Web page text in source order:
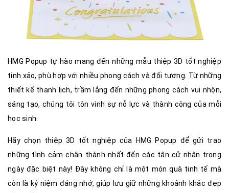
HMG Popup tự hào mang đến những mẫu thiệp 3D tốt nghiệp
tinh xảo, phù hợp với nhiều phong cách và đối tượng. Từ những
thiết kế thanh lịch, trầm lắng đến những phong cách vui nhộn,
sáng tạo, chúng tôi tôn vinh sự nỗ lực và thành công của mỗi
học sinh.
Hãy chọn thiệp 3D tốt nghiệp của HMG Popup để gửi trao
những tình cảm chân thành nhất đến các tân cử nhân trong
ngày đặc biệt này! Đây không chỉ là một món quà tinh tế mà
còn là kỷ niệm đáng nhớ, giúp lưu giữ những khoảnh khắc đẹp